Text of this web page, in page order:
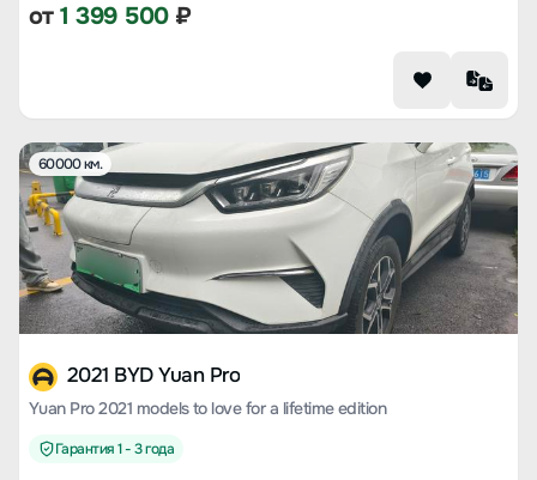
от1 399 500₽
60000 км.
2021 BYD Yuan Pro
Yuan Pro 2021 models to love for a lifetime edition
Гарантия 1 - 3 года